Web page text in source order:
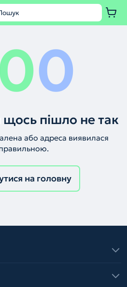
0
пішло не так
або адреса виявилася
на головну